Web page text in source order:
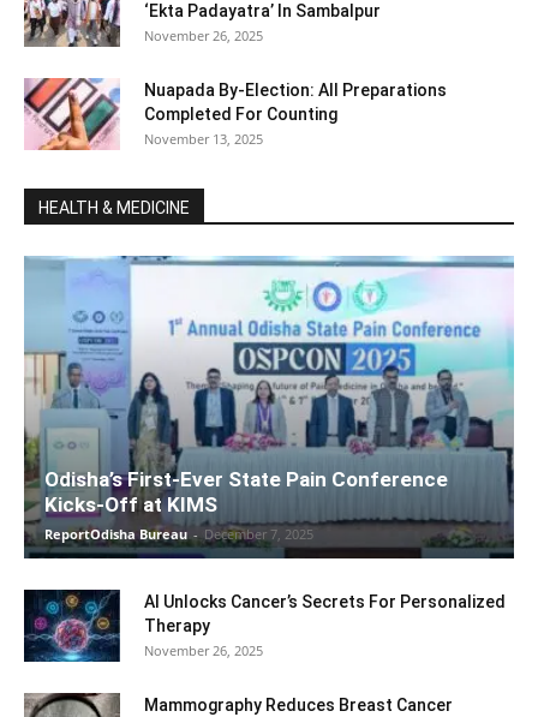
‘Ekta Padayatra’ In Sambalpur
November 26, 2025
Nuapada By-Election: All Preparations
Completed For Counting
November 13, 2025
HEALTH & MEDICINE
Odisha’s First-Ever State Pain Conference
Kicks-Off at KIMS
ReportOdisha Bureau - December 7, 2025
AI Unlocks Cancer’s Secrets For Personalized
Therapy
November 26, 2025
Mammography Reduces Breast Cancer